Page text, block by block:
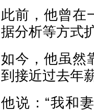
此前，他曾在
据分析等方式
如今，他虽然
到接近过去年
他说：“我和